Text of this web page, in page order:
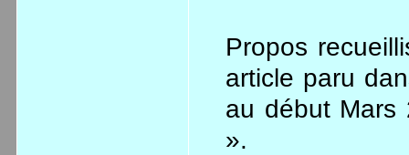
Propos
article paru
au début Mars
».